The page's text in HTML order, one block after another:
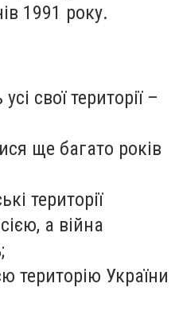
1991 року.
свої території –
ще багато років
території
а війна
територію України